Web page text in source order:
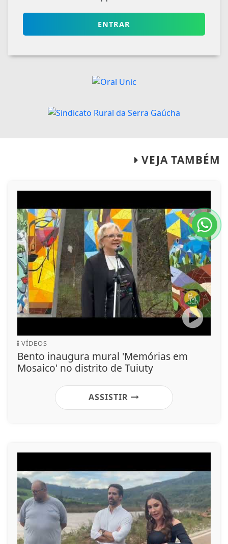
ENTRAR
VEJA TAMBÉM
VÍDEOS
Bento inaugura mural 'Memórias em
Mosaico' no distrito de Tuiuty
ASSISTIR